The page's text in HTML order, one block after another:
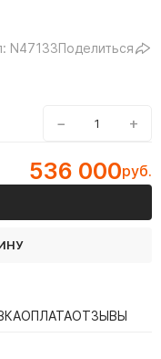
N47133Поделиться
− +
536 000руб.
ОПЛАТАОТЗЫВЫ